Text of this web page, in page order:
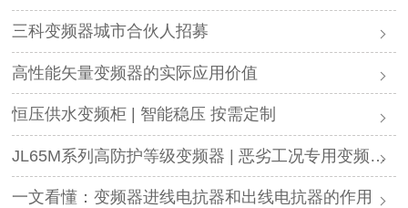
三科变频器城市合伙人招募
高性能矢量变频器的实际应用价值
恒压供水变频柜 | 智能稳压 按需定制
JL65M系列高防护等级变频器 | 恶劣工况专用变频解决方案
一文看懂：变频器进线电抗器和出线电抗器的作用